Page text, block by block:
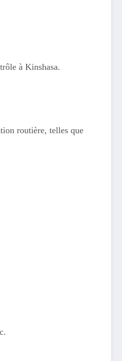
à Kinshasa.
routière, telles que